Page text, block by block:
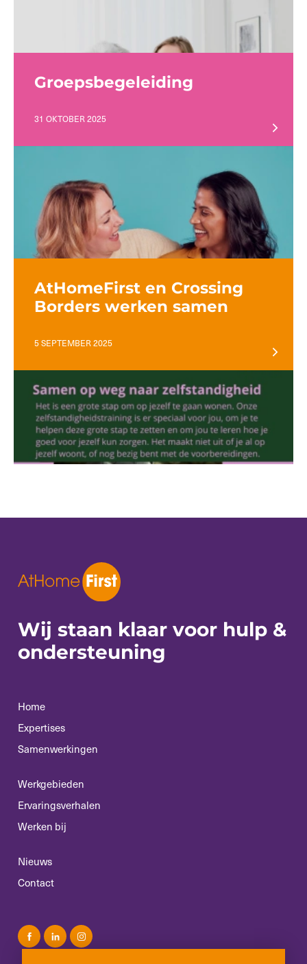
Groepsbegeleiding
31 OKTOBER 2025
AtHomeFirst en Crossing
Borders werken samen
5 SEPTEMBER 2025
Wij staan klaar voor hulp &
ondersteuning
Home
Expertises
Samenwerkingen
Werkgebieden
Ervaringsverhalen
Werken bij
Nieuws
Contact